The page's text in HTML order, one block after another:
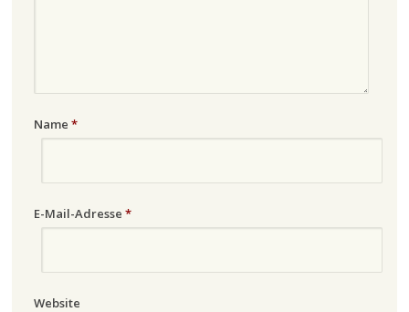
Name *
E-Mail-Adresse *
Website